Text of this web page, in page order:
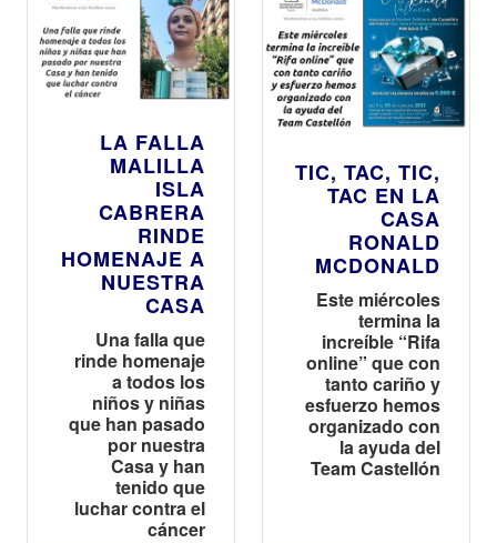
LA FALLA
MALILLA
ISLA
CABRERA
RINDE
HOMENAJE A
NUESTRA
CASA
Una falla que
rinde homenaje
a todos los
niños y niñas
que han pasado
por nuestra
Casa y han
tenido que
luchar contra el
cáncer
TIC, TAC, TIC,
TAC EN LA
CASA
RONALD
MCDONALD
Este miércoles
termina la
increíble “Rifa
online” que con
tanto cariño y
esfuerzo hemos
organizado con
la ayuda del
Team Castellón